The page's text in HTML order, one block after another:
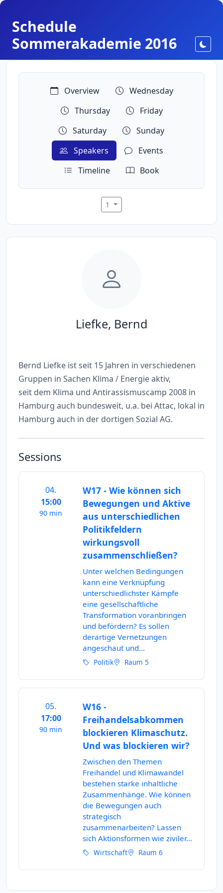
Schedule
Sommerakademie 2016
Overview
Wednesday
Thursday
Friday
Saturday
Sunday
Speakers
Events
Timeline
Book
1
Liefke, Bernd
Bernd Liefke ist seit 15 Jahren in verschiedenen
Gruppen in Sachen Klima / Energie aktiv,
seit dem Klima und Antirassismuscamp 2008 in
Hamburg auch bundesweit, u.a. bei Attac, lokal in
Hamburg auch in der dortigen Sozial AG.
Sessions
04.
15:00
90 min
W17 - Wie können sich
Bewegungen und Aktive
aus unterschiedlichen
Politikfeldern
wirkungsvoll
zusammenschließen?
Unter welchen Bedingungen
kann eine Verknüpfung
unterschiedlichster Kämpfe
eine gesellschaftliche
Transformation voranbringen
und befördern? Es sollen
derartige Vernetzungen
angeschaut und...
Politik Raum 5
05.
17:00
90 min
W16 -
Freihandelsabkommen
blockieren Klimaschutz.
Und was blockieren wir?
Zwischen den Themen
Freihandel und Klimawandel
bestehen starke inhaltliche
Zusammenhänge. Wie können
die Bewegungen auch
strategisch
zusammenarbeiten? Lassen
sich Aktionsformen wie ziviler...
Wirtschaft Raum 6